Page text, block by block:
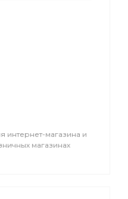
круга и
рисок всего в 1
интернет-магазина и
магазинах